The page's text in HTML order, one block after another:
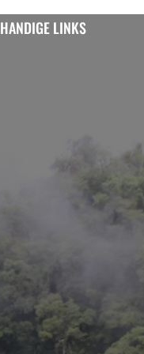
HANDIGE LINKS